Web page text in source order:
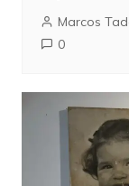
Marcos
0